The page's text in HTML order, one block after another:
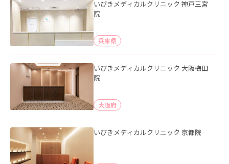
いびきメディカルクリニック 神戸三宮
院
兵庫県
いびきメディカルクリニック 大阪梅田
院
大阪府
いびきメディカルクリニック 京都院